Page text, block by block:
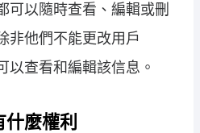
可以隨時查看、編輯或刪
非他們不能更改用戶
以查看和編輯該信息。
麼權利